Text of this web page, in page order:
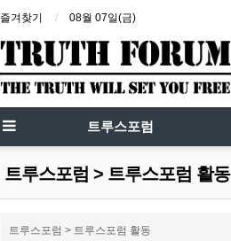
즐겨찾기 08월 07일(금)
트루스포럼
트루스포럼 > 트루스포럼 활동
트루스포럼 > 트루스포럼 활동